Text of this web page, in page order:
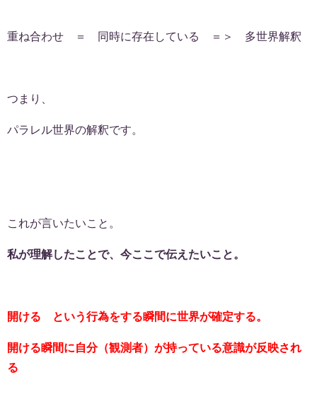
重ね合わせ ＝ 同時に存在している ＝＞ 多世界解釈
つまり、
パラレル世界の解釈です。
これが言いたいこと。
私が理解したことで、今ここで伝えたいこと。
開ける という行為をする瞬間に世界が確定する。
開ける瞬間に自分（観測者）が持っている意識が反映され
る